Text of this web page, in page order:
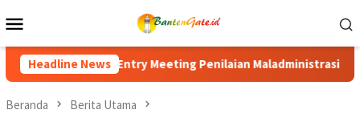
ke
Mobile
Headline News
Maladministrasi 2026, Perkuat Komitmen Tingkatkan
Beranda Berita Utama